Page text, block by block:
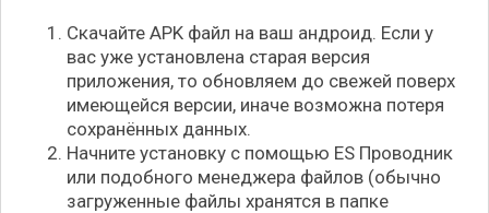
Скачайте APK файл на ваш андроид. Если у
вас уже установлена старая версия
приложения, то обновляем до свежей поверх
имеющейся версии, иначе возможна потеря
сохранённых данных.
Начните установку с помощью ES Проводник
или подобного менеджера файлов (обычно
загруженные файлы хранятся в папке